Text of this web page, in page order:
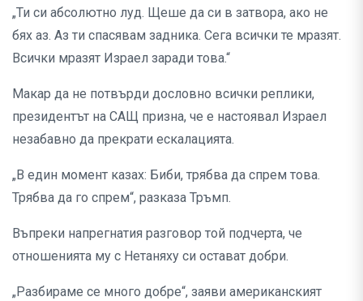
„Ти си абсолютно луд. Щеше да си в затвора, ако не
бях аз. Аз ти спасявам задника. Сега всички те мразят.
Всички мразят Израел заради това.“
Макар да не потвърди дословно всички реплики,
президентът на САЩ призна, че е настоявал Израел
незабавно да прекрати ескалацията.
„В един момент казах: Биби, трябва да спрем това.
Трябва да го спрем“, разказа Тръмп.
Въпреки напрегнатия разговор той подчерта, че
отношенията му с Нетаняху си остават добри.
„Разбираме се много добре“, заяви американският